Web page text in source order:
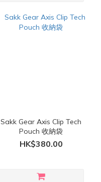
Sakk Gear Axis Clip Tech
Pouch 收納袋
HK$380.00